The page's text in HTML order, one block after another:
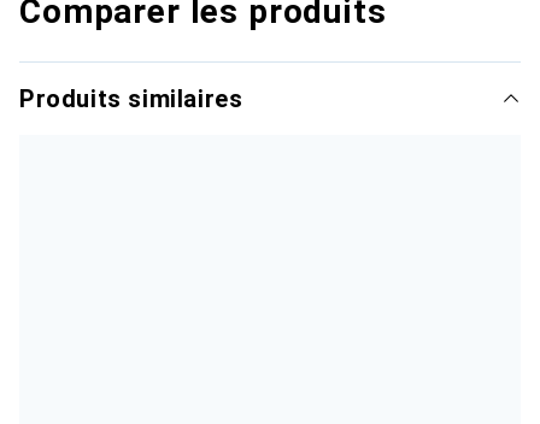
Comparer les produits
Produits similaires